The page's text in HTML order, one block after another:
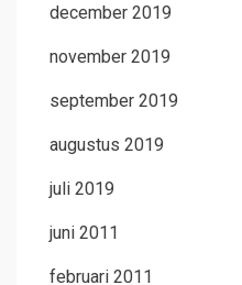
december 2019
november 2019
september 2019
augustus 2019
juli 2019
juni 2011
februari 2011